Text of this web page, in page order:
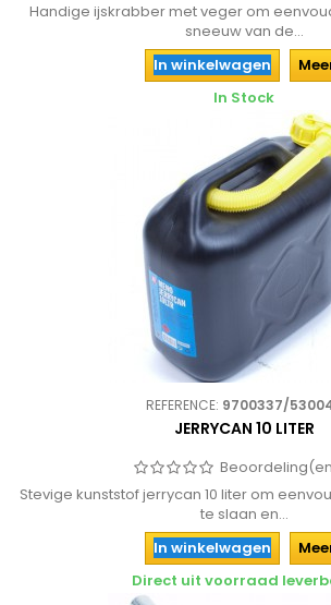
Handige ijskrabber met veger om
sneeuw van de...
In winkelwagen
In Stock
REFERENCE: 9700337/
JERRYCAN 10 LITER
Stevige kunststof jerrycan 10 liter om
te slaan en...
In winkelwagen
Direct uit voorraad